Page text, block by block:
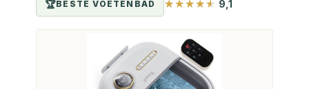
BESTE VOETENBAD 9,1